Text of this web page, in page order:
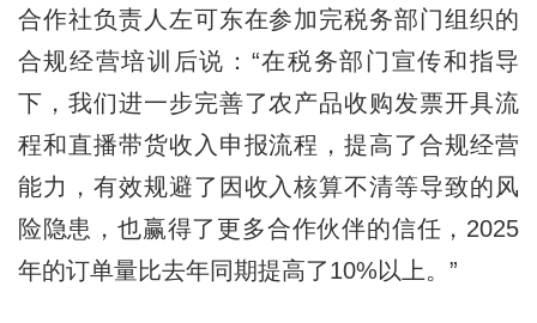
合作社负责人左可东在参加完税务部门组织的
合规经营培训后说：“在税务部门宣传和指导
下，我们进一步完善了农产品收购发票开具流
程和直播带货收入申报流程，提高了合规经营
能力，有效规避了因收入核算不清等导致的风
险隐患，也赢得了更多合作伙伴的信任，2025
年的订单量比去年同期提高了10%以上。”